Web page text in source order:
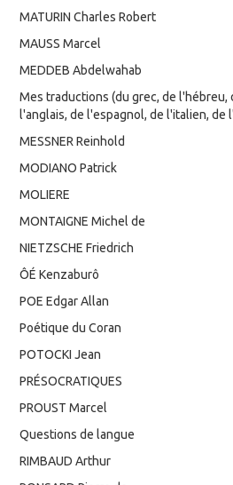
MATURIN Charles Robert
MAUSS Marcel
MEDDEB Abdelwahab
Mes traductions (du grec, de l'hébreu,
l'anglais, de l'espagnol, de l'italien, de
MESSNER Reinhold
MODIANO Patrick
MOLIERE
MONTAIGNE Michel de
NIETZSCHE Friedrich
ÔÉ Kenzaburô
POE Edgar Allan
Poétique du Coran
POTOCKI Jean
PRÉSOCRATIQUES
PROUST Marcel
Questions de langue
RIMBAUD Arthur